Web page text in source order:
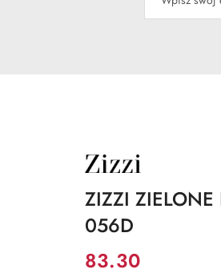
NAZWA
PRODUCENTA:
ZIZZI ZIELONE
056D
Cena:
83.30